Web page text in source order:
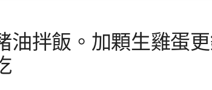
油拌飯。加顆生雞蛋